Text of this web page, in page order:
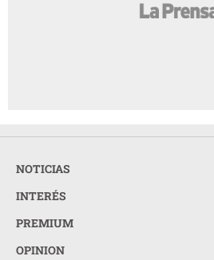
NOTICIAS
INTERÉS
PREMIUM
OPINION